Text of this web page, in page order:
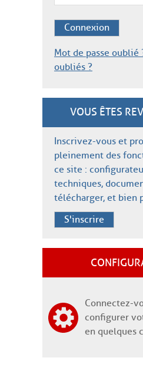
Connexion
Mot de passe oublié
oubliés ?
VOUS ÊTES
Inscrivez-vous et
pleinement des
ce site :
techniques,
télécharger, et bien
S'inscrire
Connectez-
configurer
en quelques